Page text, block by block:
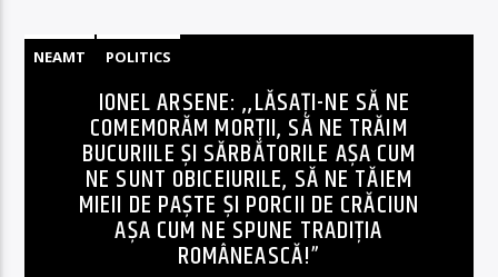
NEAMT POLITICS
IONEL ARSENE: ,,LĂSAȚI-NE SĂ NE
COMEMORĂM MORȚII, SĂ NE TRĂIM
BUCURIILE ȘI SĂRBĂTORILE AȘA CUM
NE SUNT OBICEIURILE, SĂ NE TĂIEM
MIEII DE PAȘTE ȘI PORCII DE CRĂCIUN
AȘA CUM NE SPUNE TRADIȚIA
ROMÂNEASCĂ!”